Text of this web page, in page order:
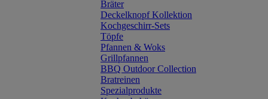
Bräter
Deckelknopf Kollektion
Kochgeschirr-Sets
Töpfe
Pfannen & Woks
Grillpfannen
BBQ Outdoor Collection
Bratreinen
Spezialprodukte